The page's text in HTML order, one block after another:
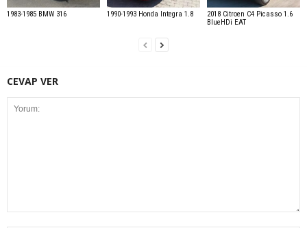
1983-1985 BMW 316 1990-1993 Honda Integra 1.8
2018 Citroen C4 Picasso 1.6
BlueHDi EAT
CEVAP VER